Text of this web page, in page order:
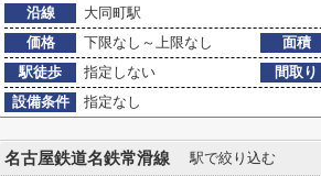
沿線
大同町駅
価格
下限なし～上限なし 面積
駅徒歩
指定しない 間取り
設備条件
指定なし
名古屋鉄道名鉄常滑線 駅で絞り込む